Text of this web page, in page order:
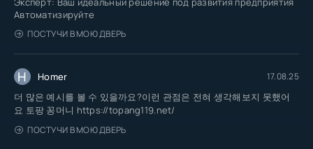
Автоматизируйте
ПОСТУЧИ В МОЮ ДВЕРЬ
H Homer 17.08.25
더 많은 예시를 볼 수 있을까요?이런 관점은 전혀 생각해보지 못했어
요 토팡 꽁머니 https://topang119.net/
ПОСТУЧИ В МОЮ ДВЕРЬ